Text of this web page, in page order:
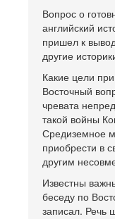
Вопрос о
английский
пришел к
другие
Какие цели
Восточный
чревата
такой войны
Средиземное
приобрести в
другим
Известны
беседу по
записал. Речь